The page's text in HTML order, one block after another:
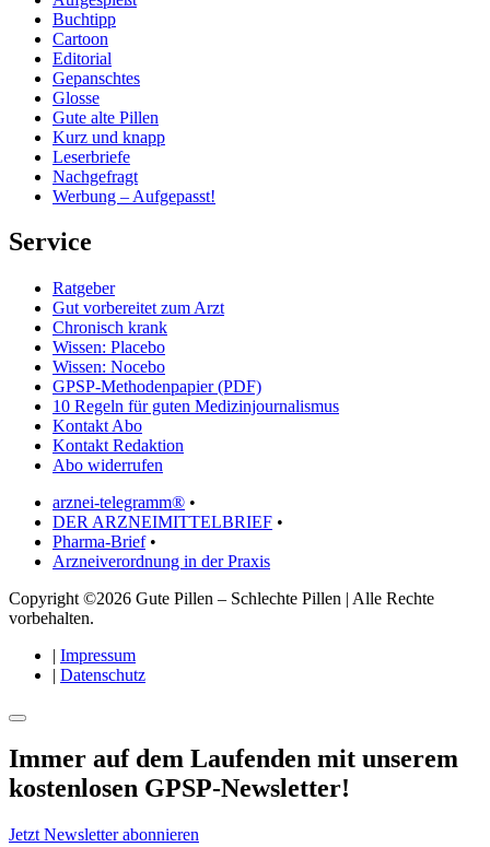
Buchtipp
Cartoon
Editorial
Gepanschtes
Glosse
Gute alte Pillen
Kurz und knapp
Leserbriefe
Nachgefragt
Werbung – Aufgepasst!
Service
Ratgeber
Gut vorbereitet zum Arzt
Chronisch krank
Wissen: Placebo
Wissen: Nocebo
GPSP-Methodenpapier (PDF)
10 Regeln für guten Medizinjournalismus
Kontakt Abo
Kontakt Redaktion
Abo widerrufen
arznei-telegramm® •
DER ARZNEIMITTELBRIEF •
Pharma-Brief•
Arzneiverordnung in der Praxis
Copyright ©2026 Gute Pillen – Schlechte Pillen | Alle Rechte
vorbehalten.
| Impressum
| Datenschutz
Immer auf dem Laufenden mit unserem
kostenlosen GPSP-Newsletter!
Jetzt Newsletter abonnieren